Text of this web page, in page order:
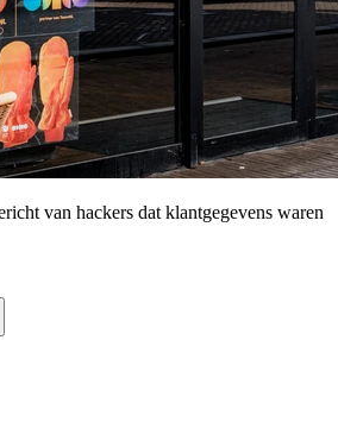
van hackers dat klantgegevens waren